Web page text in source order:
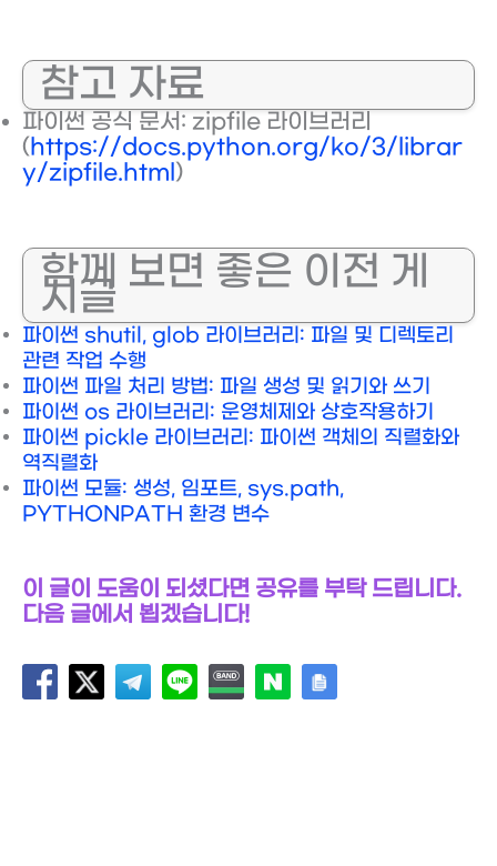
참고 자료
파이썬 공식 문서: zipfile 라이브러리
(https://docs.python.org/ko/3/librar
y/zipfile.html)
함께 보면 좋은 이전 게
시글
파이썬 shutil, glob 라이브러리: 파일 및 디렉토리
관련 작업 수행
파이썬 파일 처리 방법: 파일 생성 및 읽기와 쓰기
파이썬 os 라이브러리: 운영체제와 상호작용하기
파이썬 pickle 라이브러리: 파이썬 객체의 직렬화와
역직렬화
파이썬 모듈: 생성, 임포트, sys.path,
PYTHONPATH 환경 변수
이 글이 도움이 되셨다면 공유를 부탁 드립니다.
다음 글에서 뵙겠습니다!